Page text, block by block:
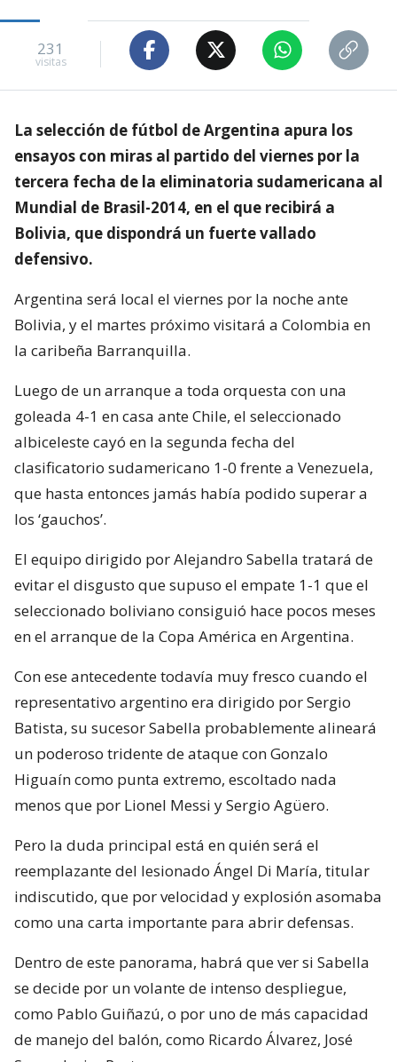
231
visitas
La selección de fútbol de Argentina apura los
ensayos con miras al partido del viernes por la
tercera fecha de la eliminatoria sudamericana al
Mundial de Brasil-2014, en el que recibirá a
Bolivia, que dispondrá un fuerte vallado
defensivo.
Argentina será local el viernes por la noche ante
Bolivia, y el martes próximo visitará a Colombia en
la caribeña Barranquilla.
Luego de un arranque a toda orquesta con una
goleada 4-1 en casa ante Chile, el seleccionado
albiceleste cayó en la segunda fecha del
clasificatorio sudamericano 1-0 frente a Venezuela,
que hasta entonces jamás había podido superar a
los ‘gauchos’.
El equipo dirigido por Alejandro Sabella tratará de
evitar el disgusto que supuso el empate 1-1 que el
seleccionado boliviano consiguió hace pocos meses
en el arranque de la Copa América en Argentina.
Con ese antecedente todavía muy fresco cuando el
representativo argentino era dirigido por Sergio
Batista, su sucesor Sabella probablemente alineará
un poderoso tridente de ataque con Gonzalo
Higuaín como punta extremo, escoltado nada
menos que por Lionel Messi y Sergio Agüero.
Pero la duda principal está en quién será el
reemplazante del lesionado Ángel Di María, titular
indiscutido, que por velocidad y explosión asomaba
como una carta importante para abrir defensas.
Dentro de este panorama, habrá que ver si Sabella
se decide por un volante de intenso despliegue,
como Pablo Guiñazú, o por uno de más capacidad
de manejo del balón, como Ricardo Álvarez, José